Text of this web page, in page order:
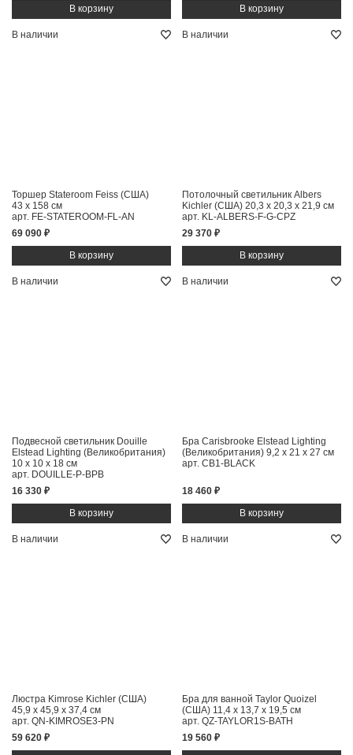
В наличии
Торшер Stateroom Feiss (США)
43 x 158 см
арт. FE-STATEROOM-FL-AN
69 090 ₽
В наличии
Потолочный светильник Albers
Kichler (США) 20,3 x 20,3 x 21,9 см
арт. KL-ALBERS-F-G-CPZ
29 370 ₽
В наличии
Подвесной светильник Douille
Elstead Lighting (Великобритания)
10 x 10 x 18 см
арт. DOUILLE-P-BPB
16 330 ₽
В наличии
Бра Carisbrooke Elstead Lighting
(Великобритания) 9,2 x 21 x 27 см
арт. CB1-BLACK
18 460 ₽
В наличии
Люстра Kimrose Kichler (США)
45,9 x 45,9 x 37,4 см
арт. QN-KIMROSE3-PN
59 620 ₽
В наличии
Бра для ванной Taylor Quoizel
(США) 11,4 x 13,7 x 19,5 см
арт. QZ-TAYLOR1S-BATH
19 560 ₽